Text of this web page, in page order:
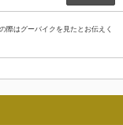
際はグーバイクを見たとお伝えく